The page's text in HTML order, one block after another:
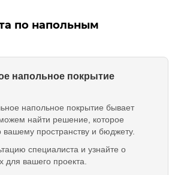
по напольным
напольное покрытие
напольное покрытие бывает
найти решение, которое
пространству и бюджету.
специалиста и узнайте о
для вашего проекта.